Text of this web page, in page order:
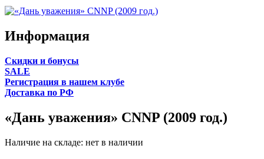
Информация
Cкидки и бонусы
SALE
Регистрация в нашем клубе
Доставка по РФ
«Дань уважения» CNNP (2009 год.)
Наличие на складе: нет в наличии